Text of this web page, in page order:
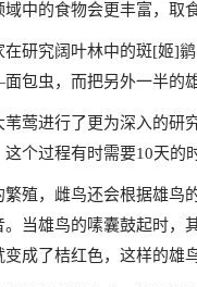
域中的食物会更丰富，取
在研究阔叶林中的斑[姬]
包虫，而把另外一半的
苇莺进行了更为深入的研
个过程有时需要10天的
繁殖，雌鸟还会根据雄鸟
。当雄鸟的嗉囊鼓起时，
变成了桔红色，这样的雄